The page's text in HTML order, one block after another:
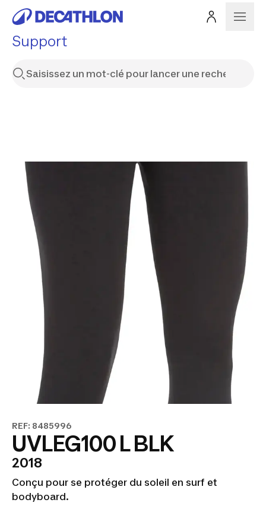
Support
REF: 8485996
UVLEG100 L BLK
2018
Conçu pour se protéger du soleil en surf et
bodyboard.